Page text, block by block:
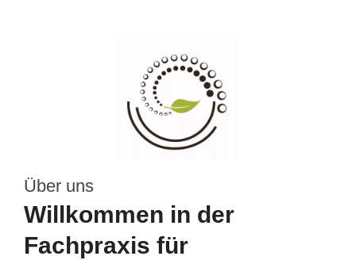
Über uns
Willkommen in der
Fachpraxis für